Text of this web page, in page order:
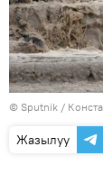
© Sputnik /
Жазылуу